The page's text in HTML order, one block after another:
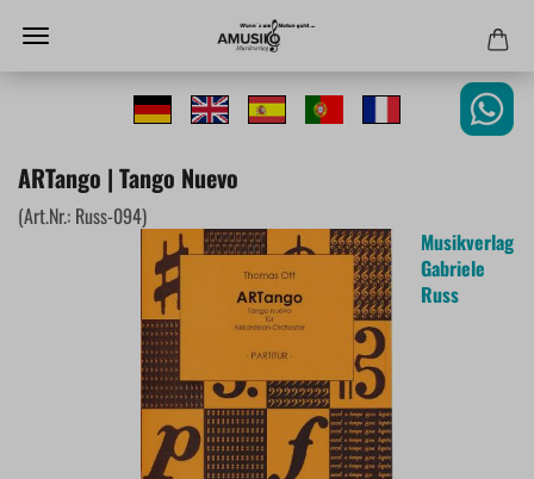
ARTango | Tango Nuevo
(Art.Nr.: Russ-094)
Musikverlag
Gabriele
Russ